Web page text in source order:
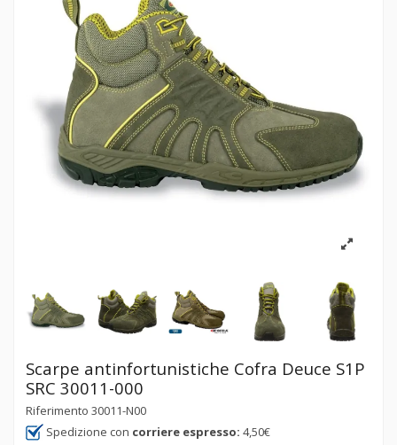
Scarpe antinfortunistiche Cofra Deuce S1P
SRC 30011-000
Riferimento 30011-N00
Spedizione con corriere espresso: 4,50€